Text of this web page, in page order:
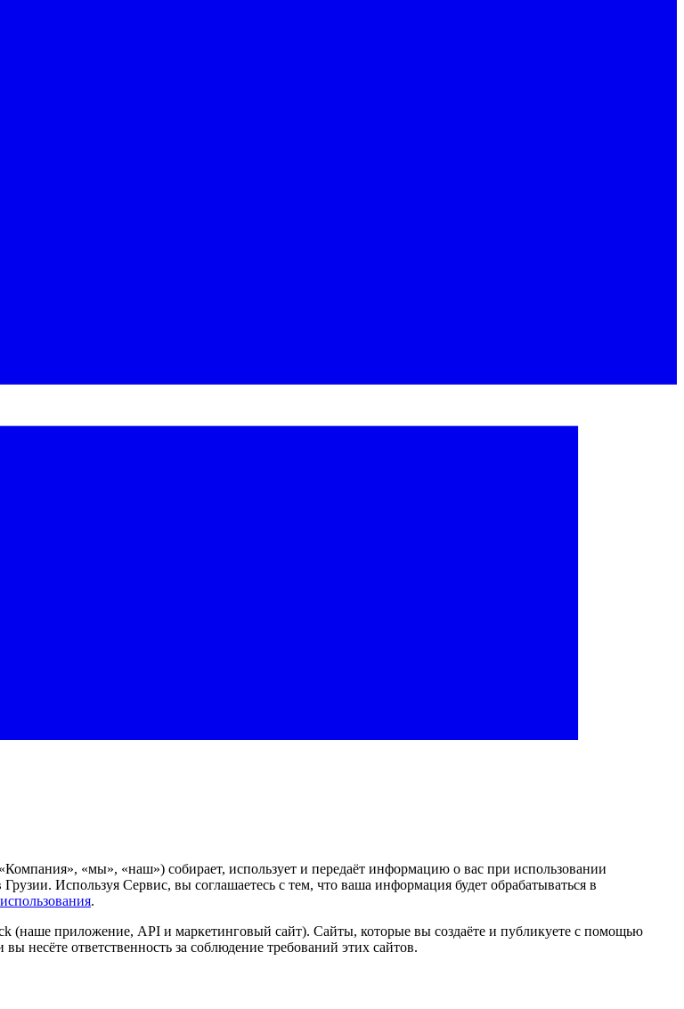
«мы», «наш») собирает, использует и передаёт информацию о вас при использовании
Используя Сервис, вы соглашаетесь с тем, что ваша информация будет обрабатываться в
.
(наше приложение, API и маркетинговый сайт). Сайты, которые вы создаёте и публикуете с помощью
несёте ответственность за соблюдение требований этих сайтов.